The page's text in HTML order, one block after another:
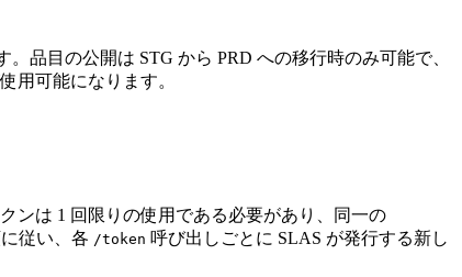
品目の公開は STG から PRD への移行時のみ可能で、
用可能になります。
ンは 1 回限りの使用である必要があり、同一の
従い、各 /token 呼び出しごとに SLAS が発行する新し